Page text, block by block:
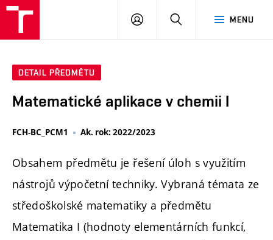
MENU
PŘIHLÁSIT
DETAIL PŘEDMĚTU
Matematické aplikace v chemii I
FCH-BC_PCM1 Ak. rok: 2022/2023
Obsahem předmětu je řešení úloh s využitím
nástrojů výpočetní techniky. Vybraná témata ze
středoškolské matematiky a předmětu
Matematika I (hodnoty elementárních funkcí,